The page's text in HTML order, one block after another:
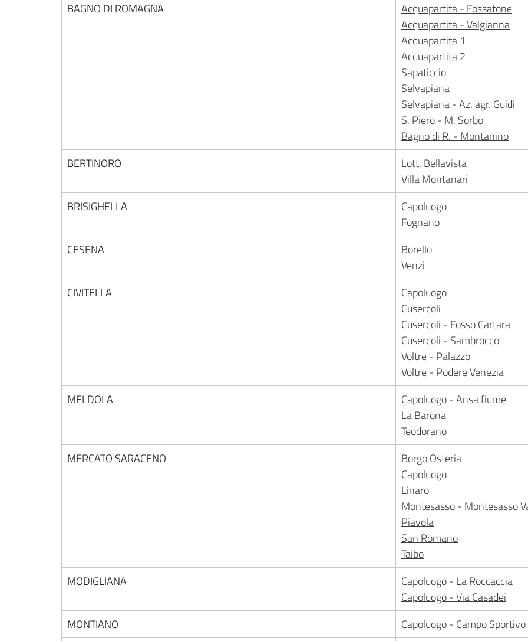
BAGNO DI ROMAGNA
Acquapartita - Fossatone
Acquapartita - Valgianna
Acquapartita 1
Acquapartita 2
Sapaticcio
Selvapiana
Selvapiana - Az. agr. Guidi
S. Piero - M. Sorbo
Bagno di R. - Montanino
BERTINORO
Lott. Bellavista
Villa Montanari
BRISIGHELLA
Capoluogo
Fognano
CESENA
Borello
Venzi
CIVITELLA
Capoluogo
Cusercoli
Cusercoli - Fosso Cartara
Cusercoli - Sambrocco
Voltre - Palazzo
Voltre - Podere Venezia
MELDOLA
Capoluogo - Ansa fiume
La Barona
Teodorano
MERCATO SARACENO
Borgo Osteria
Capoluogo
Linaro
Montesasso - Montesasso
Piavola
San Romano
Taibo
MODIGLIANA
Capoluogo - La Roccaccia
Capoluogo - Via Casadei
MONTIANO
Capoluogo - Campo Sportivo